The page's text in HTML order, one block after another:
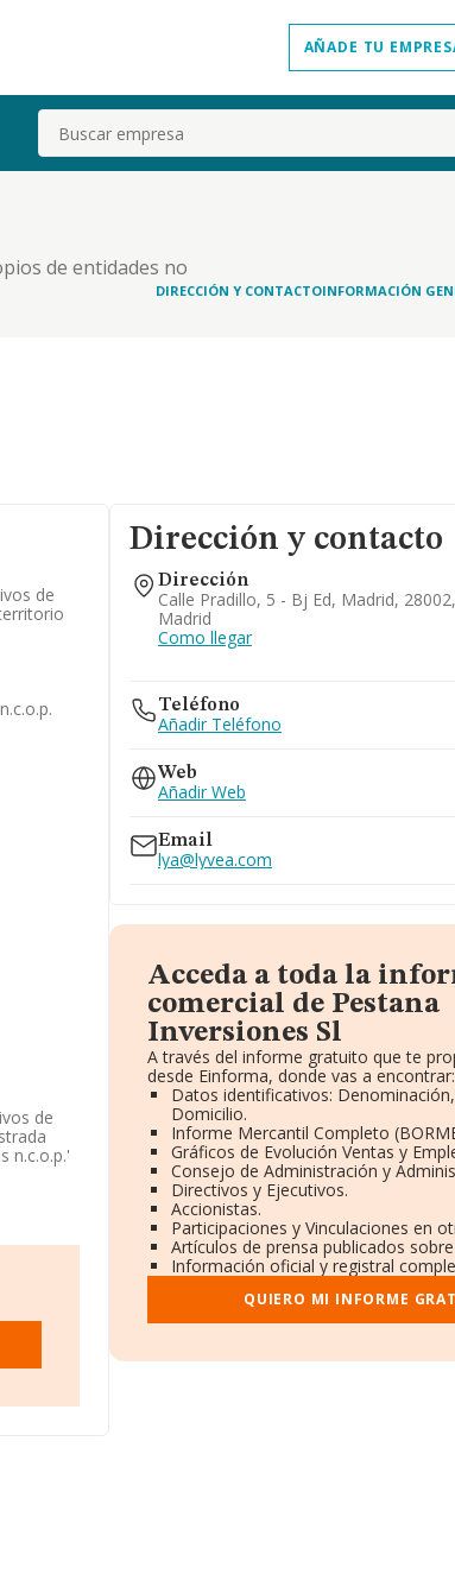
AÑADE TU
Buscar
de entidades no
DIRECCIÓN Y CONTACTOINFORMACIÓN
de
de
n.c.o.p.'
5 Bj Ed,
la
de
los
Dirección y contacto
Dirección
Calle Pradillo, 5 - Bj Ed, Madrid, 28002,
Madrid
Como llegar
Teléfono
Añadir Teléfono
Web
Añadir Web
Email
lya@lyvea.com
Acceda a toda la
comercial de Pestana
Inversiones Sl
A través del informe gratuito que te
desde Einforma, donde vas a encontrar:
Datos identificativos:
Domicilio.
Informe Mercantil Completo
Gráficos de Evolución Ventas y
Consejo de Administración y
Directivos y Ejecutivos.
Accionistas.
Participaciones y Vinculaciones en
Artículos de prensa publicados
Información oficial y registral
QUIERO MI INFORME